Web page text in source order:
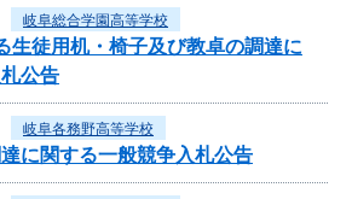
岐阜総合学園高等学校
生徒用机・椅子及び教卓の調達に
公告
岐阜各務野高等学校
に関する一般競争入札公告